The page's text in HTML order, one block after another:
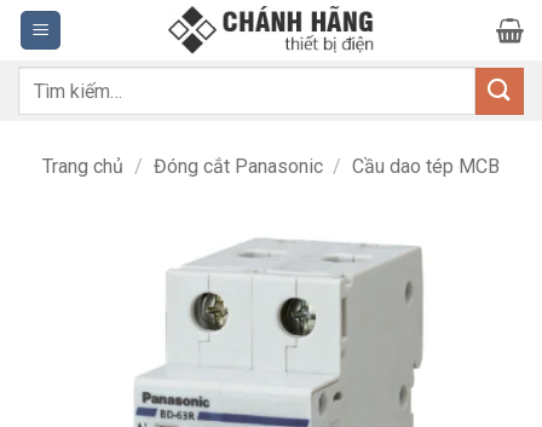
Bỏ
qua
nội
dung
Tìm
Trang chủ / Đóng cắt Panasonic / Cầu dao tép MCB